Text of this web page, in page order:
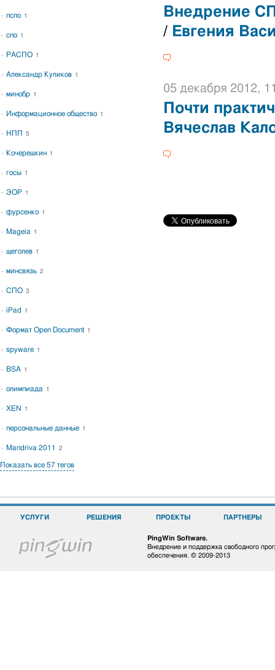
Внедрение
/ Евгения
05 декабря 2012,
Почти
Вячеслав
пспо 1
спо 1
РАСПО 1
Александр Куликов 1
минобр 1
Информационное общество 1
НПП 5
Кочерешкин 1
госы 1
ЭОР 1
фурсенко 1
Mageia 1
щеголев 1
минсвязь 2
СПО 3
iPad 1
Формат Open Document 1
spyware 1
BSA 1
олимпиада 1
XEN 1
персональные данные 1
Mandriva 2011 2
Показать все 57 тегов
УСЛУГИ РЕШЕНИЯ ПРОЕКТЫ ПАРТНЕРЫ
PingWin Software.
Внедрение и поддержка свободного
обеспечения. © 2009-2013